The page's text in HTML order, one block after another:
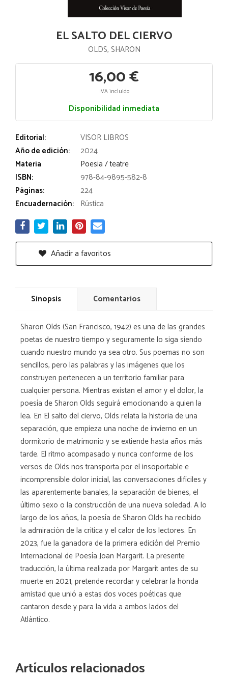
EL SALTO DEL CIERVO
OLDS, SHARON
16,00 €
IVA incluido
Disponibilidad inmediata
Editorial:
VISOR LIBROS
Año de edición:
2024
Materia
Poesia / teatre
ISBN:
978-84-9895-582-8
Páginas:
224
Encuadernación: Rústica
Añadir a favoritos
Sinopsis Comentarios
Sharon Olds (San Francisco, 1942) es una de las grandes
poetas de nuestro tiempo y seguramente lo siga siendo
cuando nuestro mundo ya sea otro. Sus poemas no son
sencillos, pero las palabras y las imágenes que los
construyen pertenecen a un territorio familiar para
cualquier persona. Mientras existan el amor y el dolor, la
poesía de Sharon Olds seguirá emocionando a quien la
lea. En El salto del ciervo, Olds relata la historia de una
separación, que empieza una noche de invierno en un
dormitorio de matrimonio y se extiende hasta años más
tarde. El ritmo acompasado y nunca conforme de los
versos de Olds nos transporta por el insoportable e
incomprensible dolor inicial, las conversaciones difíciles y
las aparentemente banales, la separación de bienes, el
último sexo o la construcción de una nueva soledad. A lo
largo de los años, la poesía de Sharon Olds ha recibido
la admiración de la crítica y el calor de los lectores. En
2023, fue la ganadora de la primera edición del Premio
Internacional de Poesía Joan Margarit. La presente
traducción, la última realizada por Margarit antes de su
muerte en 2021, pretende recordar y celebrar la honda
amistad que unió a estas dos voces poéticas que
cantaron desde y para la vida a ambos lados del
Atlántico.
Artículos relacionados